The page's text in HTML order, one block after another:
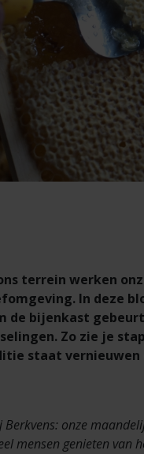
terrein werken
In deze
de bijenkast
Zo zie je
staat
Berkvens: onze
mensen genieten van